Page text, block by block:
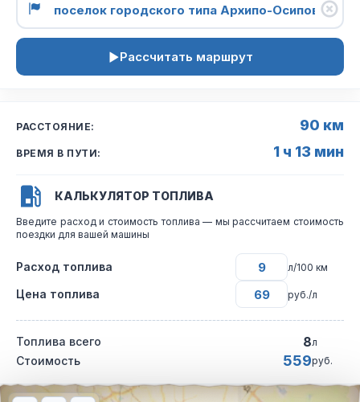
Рассчитать маршрут
РАССТОЯНИЕ: 90 км
ВРЕМЯ В ПУТИ: 1 ч 13 мин
КАЛЬКУЛЯТОР ТОПЛИВА
Введите расход и стоимость топлива — мы рассчитаем стоимость
поездки для вашей машины
Расход топлива л/100 км
Цена топлива руб./л
Топлива всего 8л
Стоимость 559руб.
Интерактивная карта автомобильного маршрута из города